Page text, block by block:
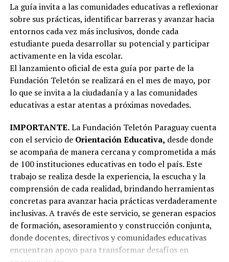
La guía invita a las comunidades educativas a reflexionar
sobre sus prácticas, identificar barreras y avanzar hacia
entornos cada vez más inclusivos, donde cada
estudiante pueda desarrollar su potencial y participar
activamente en la vida escolar.
El lanzamiento oficial de esta guía por parte de la
Fundación Teletón se realizará en el mes de mayo, por
lo que se invita a la ciudadanía y a las comunidades
educativas a estar atentas a próximas novedades.
IMPORTANTE.La Fundación Teletón Paraguay cuenta
con el servicio de Orientación Educativa, desde donde
se acompaña de manera cercana y comprometida a más
de 100 instituciones educativas en todo el país. Este
trabajo se realiza desde la experiencia, la escucha y la
comprensión de cada realidad, brindando herramientas
concretas para avanzar hacia prácticas verdaderamente
inclusivas. A través de este servicio, se generan espacios
de formación, asesoramiento y construcción conjunta,
donde docentes, directivos y comunidades educativas
encuentran apoyo para transformar desafíos en